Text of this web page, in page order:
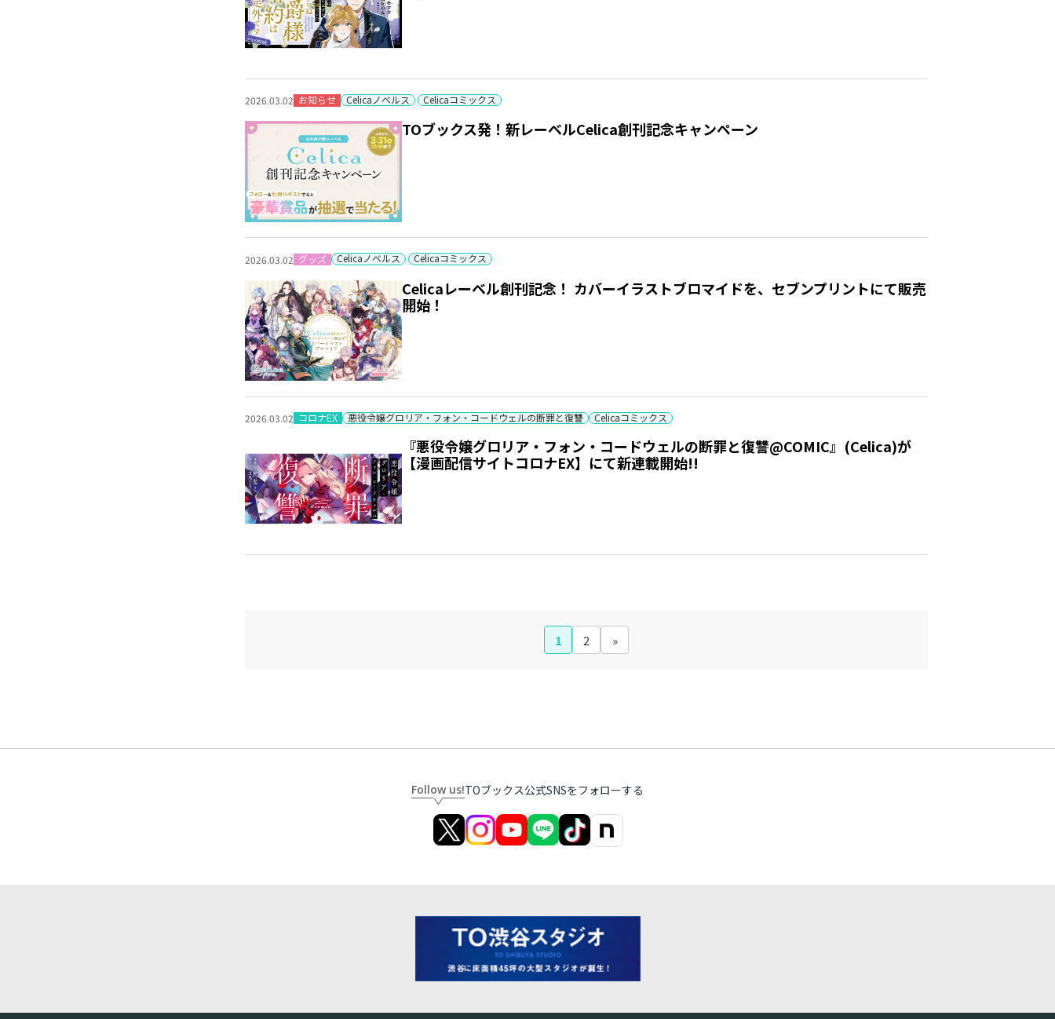
2026.03.02 お知らせ Celicaノベルス Celicaコミックス
TOブックス発！新レーベルCelica創刊記念キャンペーン
2026.03.02 グッズ Celicaノベルス Celicaコミックス
Celicaレーベル創刊記念！ カバーイラストブロマイドを、セブンプリントにて販売
開始！
2026.03.02 コロナEX 悪役令嬢グロリア・フォン・コードウェルの断罪と復讐 Celicaコミックス
『悪役令嬢グロリア・フォン・コードウェルの断罪と復讐@COMIC』(Celica)が
【漫画配信サイトコロナEX】にて新連載開始!!
1 2 »
Follow us!TOブックス公式SNSをフォローする